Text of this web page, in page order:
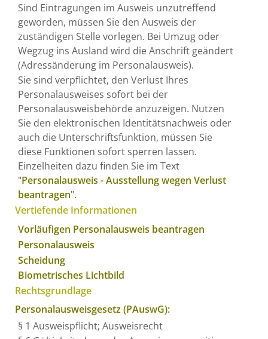
Sind Eintragungen im Ausweis unzutreffend
geworden, müssen Sie den Ausweis der
zuständigen Stelle vorlegen. Bei Umzug oder
Wegzug ins Ausland wird die Anschrift geändert
(Adressänderung im Personalausweis).
Sie sind verpflichtet, den Verlust Ihres
Personalausweises sofort bei der
Personalausweisbehörde anzuzeigen. Nutzen
Sie den elektronischen Identitätsnachweis oder
auch die Unterschriftsfunktion, müssen Sie
diese Funktionen sofort sperren lassen.
Einzelheiten dazu finden Sie im Text
"Personalausweis - Ausstellung wegen Verlust
beantragen".
Vertiefende Informationen
Vorläufigen Personalausweis beantragen
Personalausweis
Scheidung
Biometrisches Lichtbild
Rechtsgrundlage
Personalausweisgesetz (PAuswG):
§ 1 Ausweispflicht; Ausweisrecht